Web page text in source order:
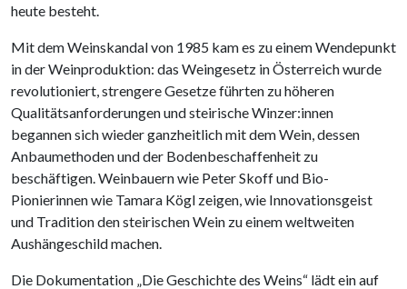
heute besteht.
Mit dem Weinskandal von 1985 kam es zu einem Wendepunkt
in der Weinproduktion: das Weingesetz in Österreich wurde
revolutioniert, strengere Gesetze führten zu höheren
Qualitätsanforderungen und steirische Winzer:innen
begannen sich wieder ganzheitlich mit dem Wein, dessen
Anbaumethoden und der Bodenbeschaffenheit zu
beschäftigen. Weinbauern wie Peter Skoff und Bio-
Pionierinnen wie Tamara Kögl zeigen, wie Innovationsgeist
und Tradition den steirischen Wein zu einem weltweiten
Aushängeschild machen.
Die Dokumentation „Die Geschichte des Weins“ lädt ein auf